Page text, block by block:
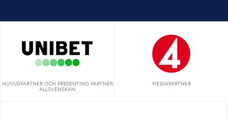
HUVUDPARTNER OCH PRESENTING PARTNER
ALLSVENSKAN
MEDIAPARTNER